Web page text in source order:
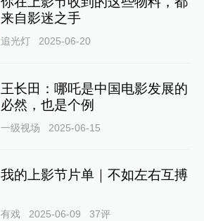
来自影迷之手
追光灯 2025-06-20
王长田：哪吒是中国电影发展的
必然，也是个例
一级视场 2025-06-15
我的上影节片单｜不如左右互搏
有戏 2025-06-09 37评